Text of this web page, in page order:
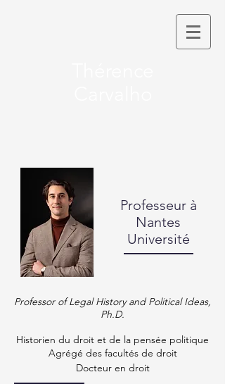
Professeur à
Nantes
Université
Professor of Legal History and Political Ideas,
Ph.D.
Historien du droit et de la pensée politique
Agrégé des facultés de droit
Docteur en droit​